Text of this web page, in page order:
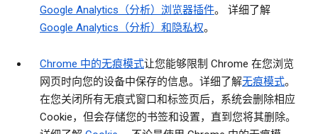
Google Analytics（分析）浏览器插件。 详细了解
Google Analytics（分析）和隐私权。
Chrome 中的无痕模式让您能够限制 Chrome 在您浏览
网页时向您的设备中保存的信息。详细了解无痕模式。
在您关闭所有无痕式窗口和标签页后，系统会删除相应
Cookie，但会存储您的书签和设置，直到您将其删除。